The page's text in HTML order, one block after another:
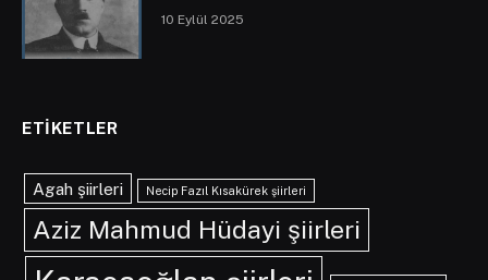
10 Eylül 2025
ETIKETLER
Agah şiirleri Necip Fazıl Kısakürek şiirleri
Aziz Mahmud Hüdayi şiirleri